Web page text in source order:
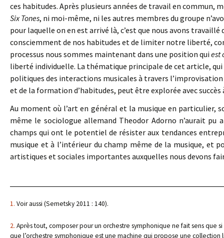
ces habitudes. Après plusieurs années de travail en commun,
Six Tones, ni moi-même, ni les autres membres du groupe
pour laquelle on en est arrivé là, c’est que nous avons
consciemment de nos habitudes et de limiter notre liberté,
processus nous sommes maintenant dans une position qui est
liberté individuelle. La thématique principale de cet article,
politiques des interactions musicales à travers
et de la formation d’habitudes, peut être explorée avec
Au moment où l’art en général et la musique en particulier,
même le sociologue allemand Theodor Adorno n’aurait pu
champs qui ont le potentiel de résister aux tendances
musique et à l’intérieur du champ même de la musique, et
artistiques et sociales importantes auxquelles nous devons
1. Voir aussi (Semetsky 2011 : 140).
2. Après tout, composer pour un orchestre symphonique ne fait sens que
que l’orchestre symphonique est une machine qui propose une